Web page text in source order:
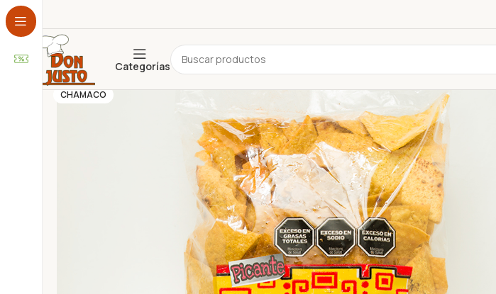
ADEREZOS
ALFAJORES
ARTESANAL
BEBIDA
Categorías
CHAMACO